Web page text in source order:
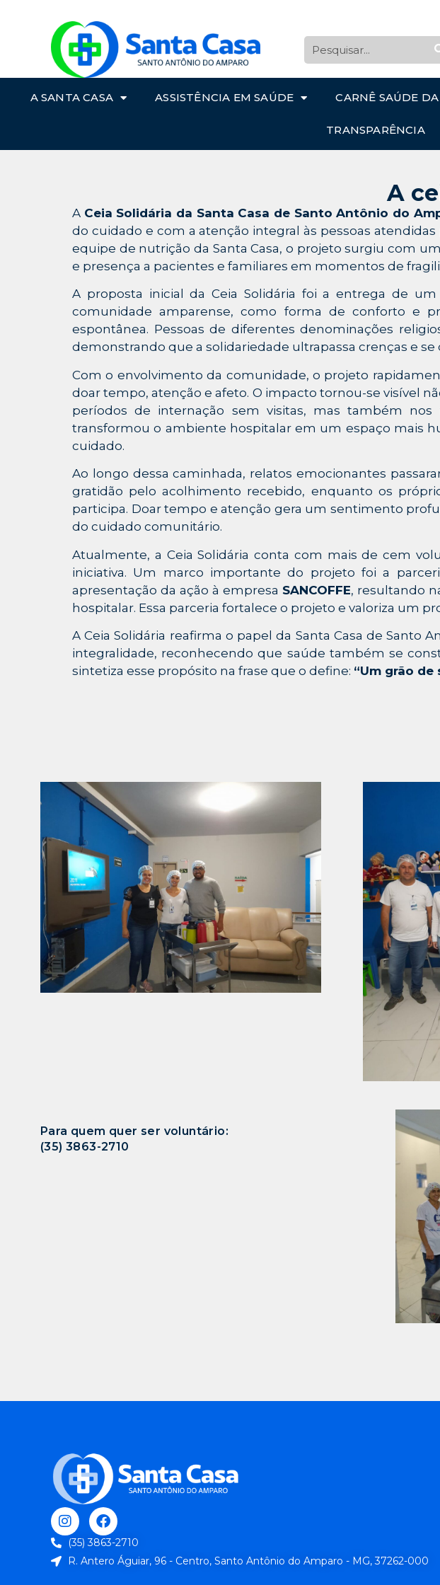
A SANTA CASA ASSISTÊNCIA EM SAÚDE CARNÊ SAÚDE
TRANSPARÊNCIA
A
A Ceia Solidária da Santa Casa de Santo Antônio do
do cuidado e com a atenção integral às pessoas
equipe de nutrição da Santa Casa, o projeto surgiu com
e presença a pacientes e familiares em momentos de
A proposta inicial da Ceia Solidária foi a entrega de
comunidade amparense, como forma de conforto e
espontânea. Pessoas de diferentes denominações
demonstrando que a solidariedade ultrapassa crenças e
Com o envolvimento da comunidade, o projeto
doar tempo, atenção e afeto. O impacto tornou-se visível
períodos de internação sem visitas, mas também nos
transformou o ambiente hospitalar em um espaço mais
cuidado.
Ao longo dessa caminhada, relatos emocionantes
gratidão pelo acolhimento recebido, enquanto os
participa. Doar tempo e atenção gera um sentimento
do cuidado comunitário.
Atualmente, a Ceia Solidária conta com mais de cem
iniciativa. Um marco importante do projeto foi a
apresentação da ação à empresa SANCOFFE, resultando
hospitalar. Essa parceria fortalece o projeto e valoriza um
A Ceia Solidária reafirma o papel da Santa Casa de
integralidade, reconhecendo que saúde também se
sintetiza esse propósito na frase que o define: “Um grão de
Para quem quer ser voluntário:
(35) 3863-2710
(35) 3863-2710
R. Antero Águiar, 96 - Centro, Santo Antônio do Amparo - MG, 37262-000